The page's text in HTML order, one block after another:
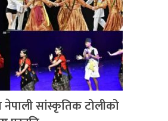
नेपाली सांस्कृतिक टोलीको